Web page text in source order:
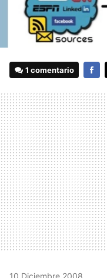
1 comentario
10 Diciembre 2008